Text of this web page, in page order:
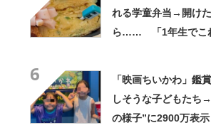
れる学童弁当→開けた
ら…… 「1年生でこ
6
「映画ちいかわ」鑑
しそうな子どもたち
の様子”に2900万表